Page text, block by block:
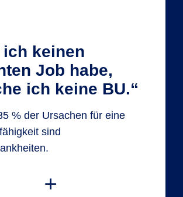
gibt an, wie viele von 100
gestellten Anträgen auf
BU-Rente eine
ich keinen
Job habe,
ich keine BU.“
% der Ursachen für eine
sind